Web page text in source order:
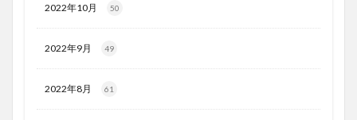
2022年10月 50
2022年9月 49
2022年8月 61